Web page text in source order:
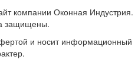
компании Оконная Индустрия.
защищены.
и носит информационный